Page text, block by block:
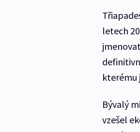
letech
kterému
Bývalý
vzešel